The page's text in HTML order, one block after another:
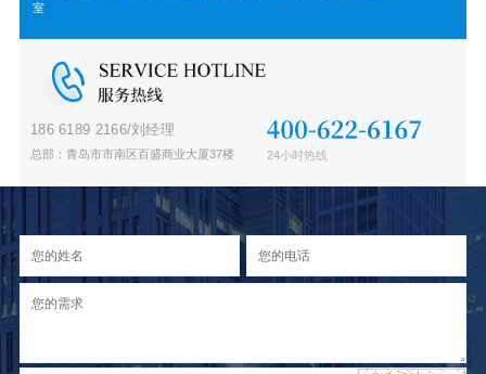
室
186 6189 2166/刘经理
总部：青岛市市南区百盛商业大厦37楼 24小时热线